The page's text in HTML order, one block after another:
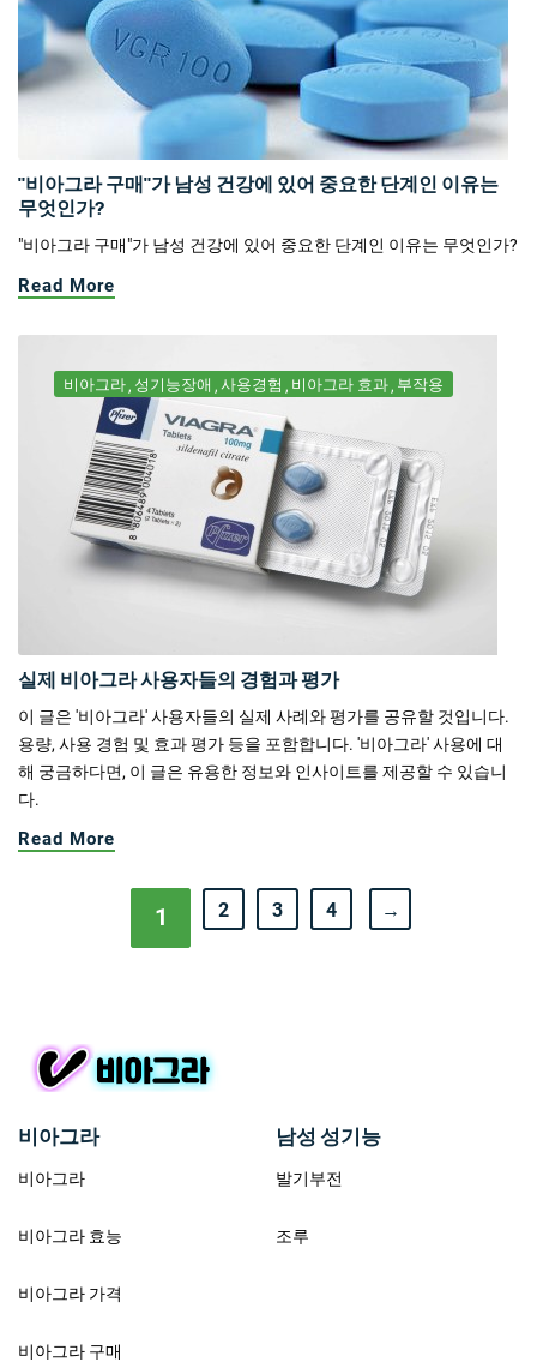
"비아그라 구매"가 남성 건강에 있어 중요한 단계인 이유는
무엇인가?
"비아그라 구매"가 남성 건강에 있어 중요한 단계인 이유는 무엇인가?
Read More
비아그라 성기능장애 사용경험 비아그라 효과 부작용
실제 비아그라 사용자들의 경험과 평가
이 글은 '비아그라' 사용자들의 실제 사례와 평가를 공유할 것입니다.
용량, 사용 경험 및 효과 평가 등을 포함합니다. '비아그라' 사용에 대
해 궁금하다면, 이 글은 유용한 정보와 인사이트를 제공할 수 있습니
다.
Read More
1 2 3 4 →
비아그라
비아그라
비아그라 효능
비아그라 가격
비아그라 구매
남성 성기능
발기부전
조루